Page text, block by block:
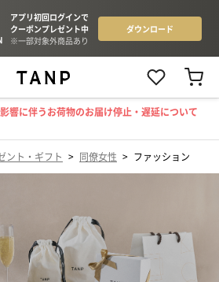
響に伴うお荷物のお届け停止・遅延について
ント・ギフト > 同僚女性 > ファッション